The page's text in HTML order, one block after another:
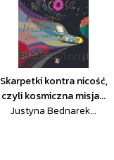
Skarpetki kontra nicość,
czyli kosmiczna misja...
Justyna Bednarek...